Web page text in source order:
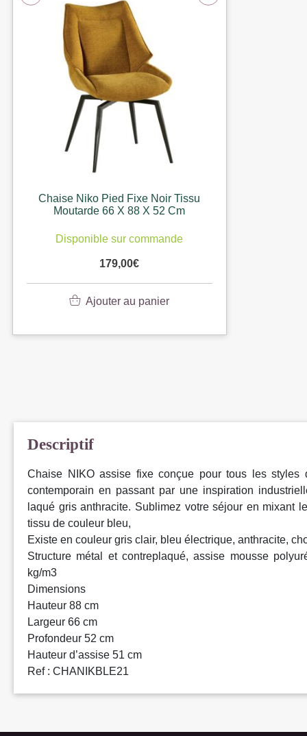
Chaise Niko Pied Fixe Noir Tissu
Moutarde 66 X 88 X 52 Cm
Disponible sur commande
179,00€
Ajouter au panier
Descriptif
Chaise NIKO assise fixe conçue pour tous les styles
contemporain en passant par une inspiration
laqué gris anthracite. Sublimez votre séjour en mixant
tissu de couleur bleu,
Existe en couleur gris clair, bleu électrique, anthracite,
Structure métal et contreplaqué, assise mousse
kg/m3
Dimensions
Hauteur 88 cm
Largeur 66 cm
Profondeur 52 cm
Hauteur d’assise 51 cm
Ref : CHANIKBLE21